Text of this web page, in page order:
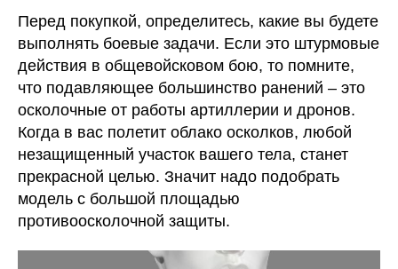
Перед покупкой, определитесь, какие вы будете
выполнять боевые задачи. Если это штурмовые
действия в общевойсковом бою, то помните,
что подавляющее большинство ранений – это
осколочные от работы артиллерии и дронов.
Когда в вас полетит облако осколков, любой
незащищенный участок вашего тела, станет
прекрасной целью. Значит надо подобрать
модель с большой площадью
противоосколочной защиты.